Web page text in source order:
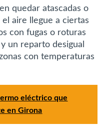
quedar atascadas o
aire llegue a ciertas
con fugas o roturas
un reparto desigual
con temperaturas
eléctrico que
en Girona